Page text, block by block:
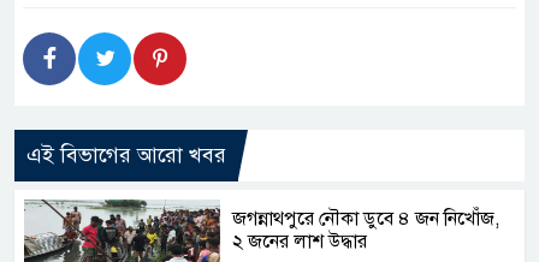
এই বিভাগের আরো খবর
জগন্নাথপুরে নৌকা ডুবে ৪ জন নিখোঁজ,
২ জনের লাশ উদ্ধার